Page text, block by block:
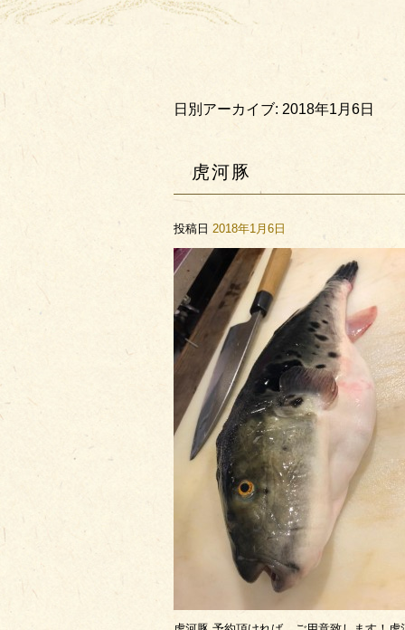
日別アーカイブ: 2018年1月6日
虎河豚
投稿日 2018年1月6日